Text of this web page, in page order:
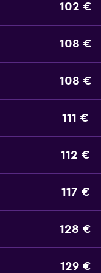
102 €
108 €
108 €
111 €
112 €
117 €
128 €
129 €